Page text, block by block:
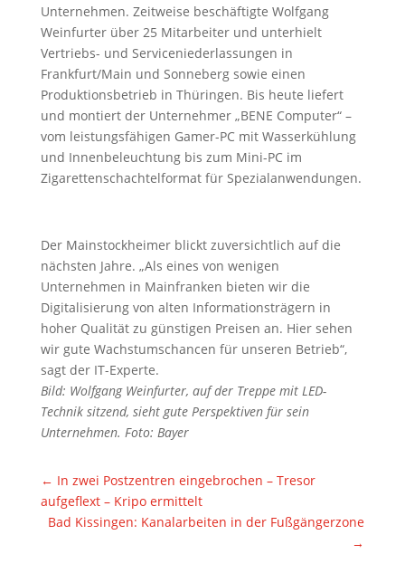
Unternehmen. Zeitweise beschäftigte Wolfgang
Weinfurter über 25 Mitarbeiter und unterhielt
Vertriebs- und Serviceniederlassungen in
Frankfurt/Main und Sonneberg sowie einen
Produktionsbetrieb in Thüringen. Bis heute liefert
und montiert der Unternehmer „BENE Computer“ –
vom leistungsfähigen Gamer-PC mit Wasserkühlung
und Innenbeleuchtung bis zum Mini-PC im
Zigarettenschachtelformat für Spezialanwendungen.
Der Mainstockheimer blickt zuversichtlich auf die
nächsten Jahre. „Als eines von wenigen
Unternehmen in Mainfranken bieten wir die
Digitalisierung von alten Informationsträgern in
hoher Qualität zu günstigen Preisen an. Hier sehen
wir gute Wachstumschancen für unseren Betrieb“,
sagt der IT-Experte.
Bild: Wolfgang Weinfurter, auf der Treppe mit LED-
Technik sitzend, sieht gute Perspektiven für sein
Unternehmen. Foto: Bayer
← In zwei Postzentren eingebrochen – Tresor
aufgeflext – Kripo ermittelt
Bad Kissingen: Kanalarbeiten in der Fußgängerzone
→